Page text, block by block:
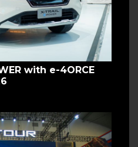
with e-4ORCE